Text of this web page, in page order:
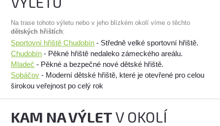
Na trase tohoto výletu nebo v jeho blízkém okolí víme o těchto
dětských hřištích:
Sportovní hřiště Chudobín - Středně velké sportovní hřiště.
Chudobín - Pěkné hřiště nedaleko zámeckého areálu.
Mladeč - Pěkné a bezpečné nové dětské hřiště.
Sobáčov - Moderní dětské hřiště, které je otevřené pro celou
širokou veřejnost po celý rok
KAM NA VÝLETV OKOLÍ